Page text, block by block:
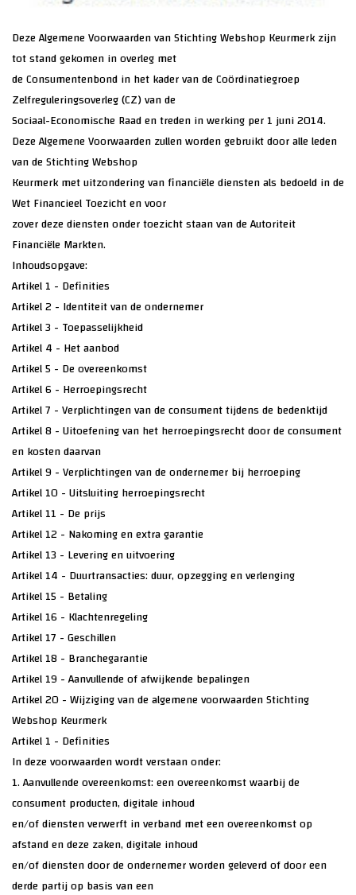
Deze Algemene Voorwaarden van Stichting Webshop Keurmerk zijn
tot stand gekomen in overleg met
de Consumentenbond in het kader van de Coördinatiegroep
Zelfreguleringsoverleg (CZ) van de
Sociaal-Economische Raad en treden in werking per 1 juni 2014.
Deze Algemene Voorwaarden zullen worden gebruikt door alle leden
van de Stichting Webshop
Keurmerk met uitzondering van financiële diensten als bedoeld in de
Wet Financieel Toezicht en voor
zover deze diensten onder toezicht staan van de Autoriteit
Financiële Markten.
Inhoudsopgave:
Artikel 1 - Definities
Artikel 2 - Identiteit van de ondernemer
Artikel 3 - Toepasselijkheid
Artikel 4 - Het aanbod
Artikel 5 - De overeenkomst
Artikel 6 - Herroepingsrecht
Artikel 7 - Verplichtingen van de consument tijdens de bedenktijd
Artikel 8 - Uitoefening van het herroepingsrecht door de consument
en kosten daarvan
Artikel 9 - Verplichtingen van de ondernemer bij herroeping
Artikel 10 - Uitsluiting herroepingsrecht
Artikel 11 - De prijs
Artikel 12 - Nakoming en extra garantie
Artikel 13 - Levering en uitvoering
Artikel 14 - Duurtransacties: duur, opzegging en verlenging
Artikel 15 - Betaling
Artikel 16 - Klachtenregeling
Artikel 17 - Geschillen
Artikel 18 - Branchegarantie
Artikel 19 - Aanvullende of afwijkende bepalingen
Artikel 20 - Wijziging van de algemene voorwaarden Stichting
Webshop Keurmerk
Artikel 1 - Definities
In deze voorwaarden wordt verstaan onder:
1. Aanvullende overeenkomst: een overeenkomst waarbij de
consument producten, digitale inhoud
en/of diensten verwerft in verband met een overeenkomst op
afstand en deze zaken, digitale inhoud
en/of diensten door de ondernemer worden geleverd of door een
derde partij op basis van een